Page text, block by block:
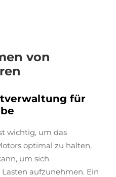
von
für
wichtig, um das
optimal zu halten,
um sich
aufzunehmen. Ein